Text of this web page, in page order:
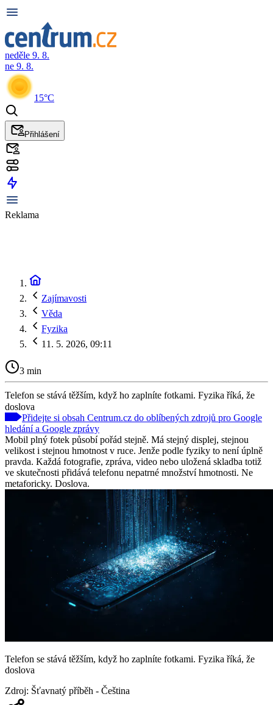
neděle 9. 8.
ne 9. 8.
15°C
Přihlášení
Reklama
Zajímavosti
Věda
Fyzika
11. 5. 2026, 09:11
3 min
Telefon se stává těžším, když ho zaplníte fotkami. Fyzika říká, že
doslova
Přidejte si obsah Centrum.cz do oblíbených zdrojů pro Google
hledání a Google zprávy
Mobil plný fotek působí pořád stejně. Má stejný displej, stejnou
velikost i stejnou hmotnost v ruce. Jenže podle fyziky to není úplně
pravda. Každá fotografie, zpráva, video nebo uložená skladba totiž
ve skutečnosti přidává telefonu nepatrné množství hmotnosti. Ne
metaforicky. Doslova.
Telefon se stává těžším, když ho zaplníte fotkami. Fyzika říká, že
doslova
Zdroj: Šťavnatý příběh - Čeština